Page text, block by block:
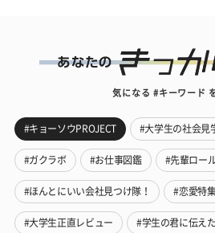
気になる #キーワード
#キョーソウPROJECT #大学生の社会見
#ガクラボ #お仕事図鑑 #先輩ロー
#ほんとにいい会社見つけ隊！ #恋愛特
#大学生正直レビュー #学生の君に伝え